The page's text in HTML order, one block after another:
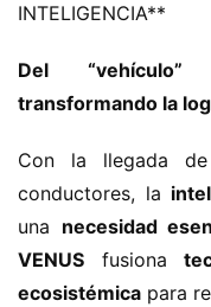
INTELIGENCIA​**​
​Del “vehículo”
transformando la
Con la llegada
conductores, la ​
una ​ ​necesidad
VENUS​ ​ fusiona ​
ecosistémica​ para